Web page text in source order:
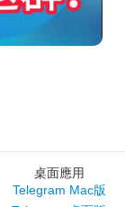
桌面應用
Telegram Mac版